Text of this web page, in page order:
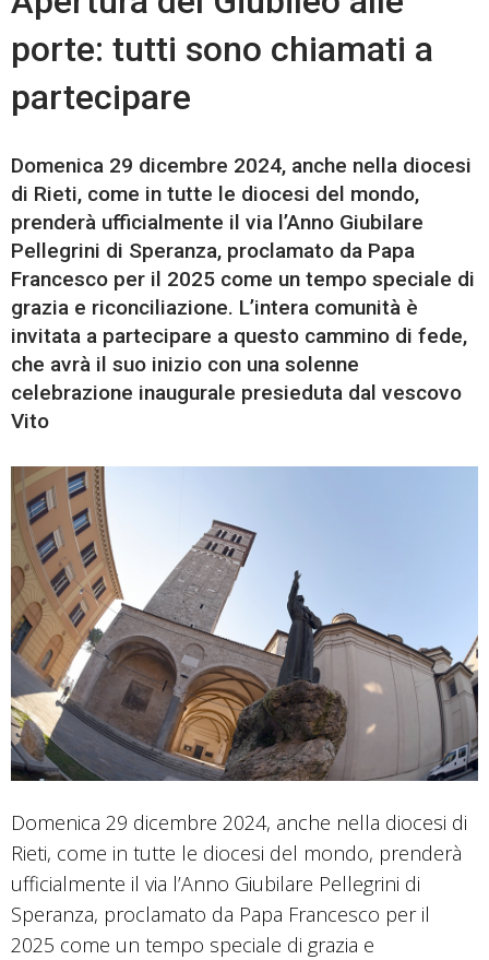
porte: tutti sono chiamati a
partecipare
Domenica 29 dicembre 2024, anche nella diocesi
di Rieti, come in tutte le diocesi del mondo,
prenderà ufficialmente il via l’Anno Giubilare
Pellegrini di Speranza, proclamato da Papa
Francesco per il 2025 come un tempo speciale di
grazia e riconciliazione. L’intera comunità è
invitata a partecipare a questo cammino di fede,
che avrà il suo inizio con una solenne
celebrazione inaugurale presieduta dal vescovo
Vito
Domenica 29 dicembre 2024, anche nella diocesi di
Rieti, come in tutte le diocesi del mondo, prenderà
ufficialmente il via l’Anno Giubilare Pellegrini di
Speranza, proclamato da Papa Francesco per il
2025 come un tempo speciale di grazia e